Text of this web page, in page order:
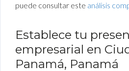
puede consultar este análisis
Establece tu
empresarial en
Panamá, Panamá